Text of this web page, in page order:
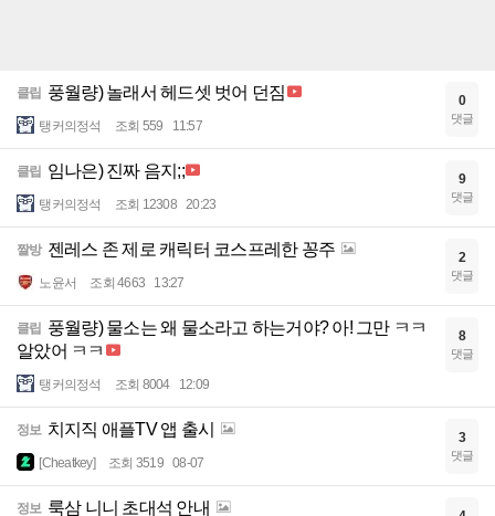
클립 풍월량) 놀래서 헤드셋 벗어 던짐
탱커의정석 조회 559 11:57
0
댓글
클립 임나은) 진짜 음지;;
탱커의정석 조회 12308 20:23
9
댓글
짤방 젠레스 존 제로 캐릭터 코스프레한 꽁주
노윤서 조회 4663 13:27
2
댓글
클립 풍월량) 물소는 왜 물소라고 하는거야? 아! 그만 ㅋㅋ
알았어 ㅋㅋ
탱커의정석 조회 8004 12:09
8
댓글
정보 치지직 애플TV 앱 출시
[Cheatkey] 조회 3519 08-07
3
댓글
정보 룩삼 니니 초대석 안내